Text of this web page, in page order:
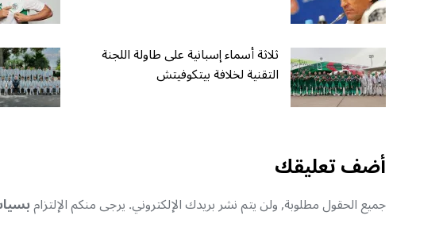
ثلاثة أسماء إسبانية على طاولة اللجنة
التقنية لخلافة بيتكوفيتش
أضف تعليقك
جميع الحقول مطلوبة, ولن يتم نشر بريدك الإلكتروني. يرجى منكم الإلتزام